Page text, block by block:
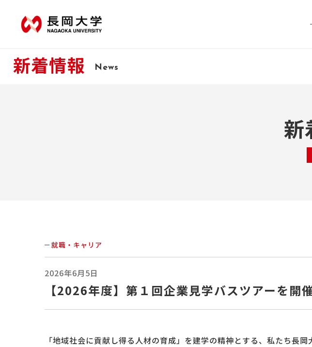
新着情報 News
新
就職・キャリア
2026年6月5日
【2026年度】第１回企業見学バスツアーを開
「地域社会に貢献し得る人材の育成」を建学の精神とする、私たち長